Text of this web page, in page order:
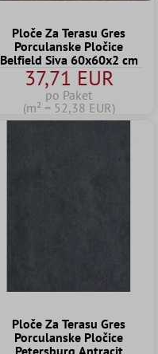
Ploče Za Terasu Gres
Porculanske Pločice
Belfield Siva 60x60x2 cm
37,71 EUR
po Paket
(m² = 52,38 EUR)
Ploče Za Terasu Gres
Porculanske Pločice
Petersburg Antracit